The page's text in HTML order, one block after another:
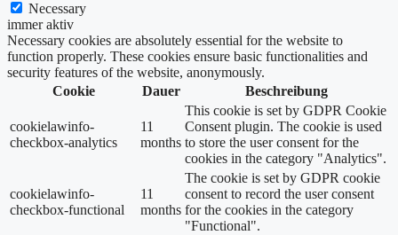
Necessary
immer aktiv
Necessary cookies are absolutely essential for the website to
function properly. These cookies ensure basic functionalities and
security features of the website, anonymously.
Cookie
Dauer Beschreibung
cookielawinfo-
checkbox-analytics
11
months
This cookie is set by GDPR Cookie
Consent plugin. The cookie is used
to store the user consent for the
cookies in the category "Analytics".
cookielawinfo-
checkbox-functional
11
months
The cookie is set by GDPR cookie
consent to record the user consent
for the cookies in the category
"Functional".